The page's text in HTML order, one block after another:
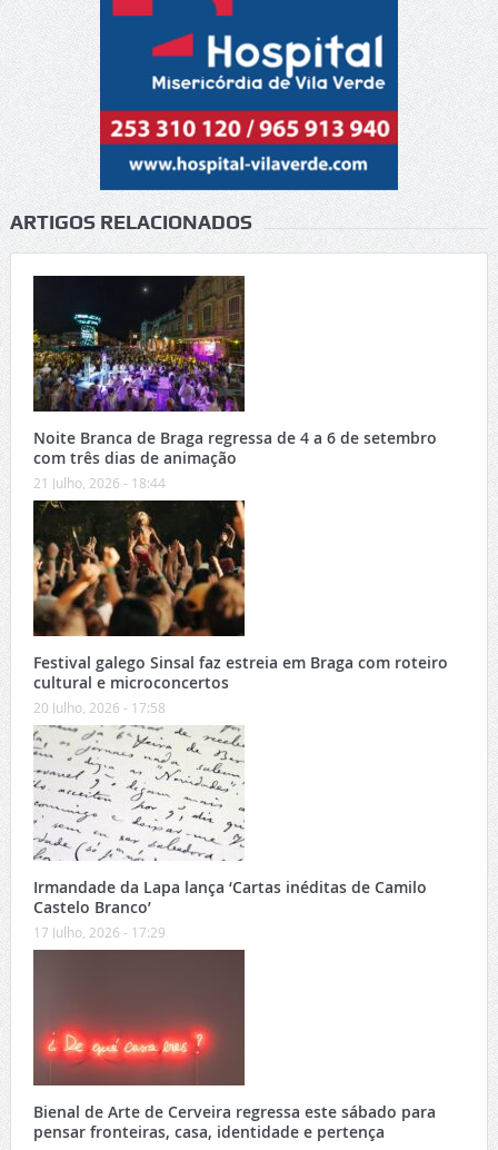
ARTIGOS RELACIONADOS
Noite Branca de Braga regressa de 4 a 6 de setembro
com três dias de animação
21 Julho, 2026 - 18:44
Festival galego Sinsal faz estreia em Braga com roteiro
cultural e microconcertos
20 Julho, 2026 - 17:58
Irmandade da Lapa lança ‘Cartas inéditas de Camilo
Castelo Branco’
17 Julho, 2026 - 17:29
Bienal de Arte de Cerveira regressa este sábado para
pensar fronteiras, casa, identidade e pertença